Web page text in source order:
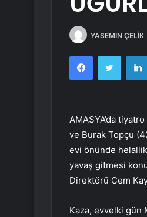
YASEMİN ÇELİK
FacebookTwitter
AMASYA’da
ve Burak Topçu
evi önünde
yavaş gitmesi
Direktörü Cem
Kaza, evvelki gün